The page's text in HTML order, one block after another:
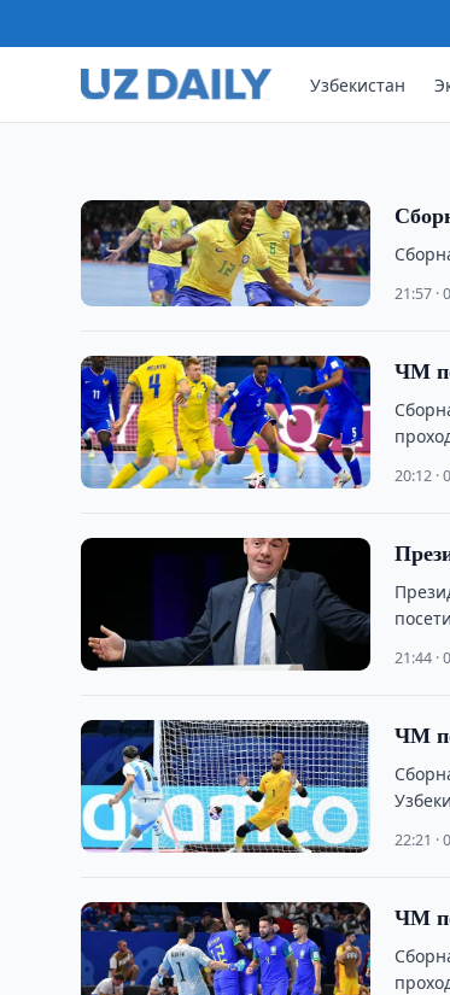
Узбекистан
завершился чемпионат мира по
14:38 · 07/10/2024
21:57 ·
ЧМ
20:12 ·
21:44 ·
ЧМ
22:21 ·
ЧМ